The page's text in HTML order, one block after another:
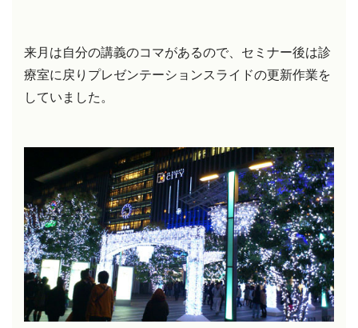
来月は自分の講義のコマがあるので、セミナー後は診
療室に戻りプレゼンテーションスライドの更新作業を
していました。